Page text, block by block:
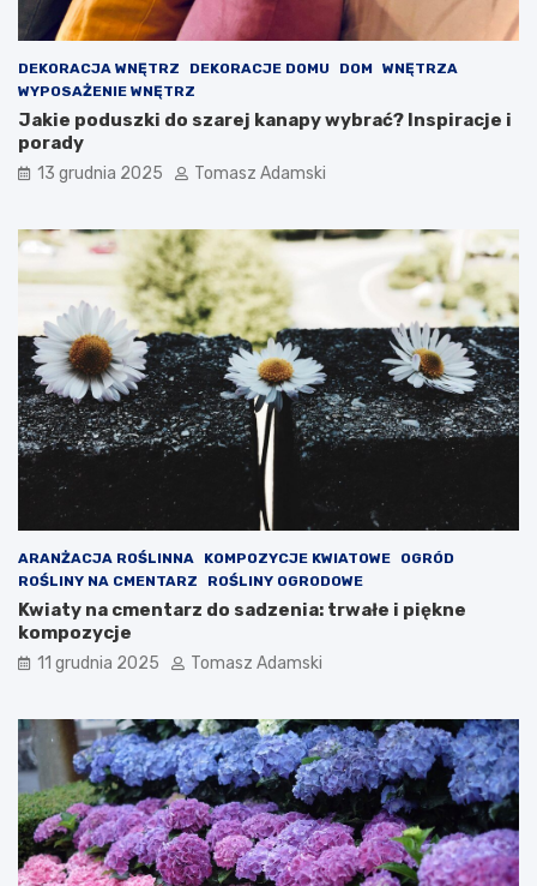
DEKORACJA WNĘTRZ DEKORACJE DOMU DOM
WNĘTRZA
WYPOSAŻENIE WNĘTRZ
Jakie poduszki do szarej kanapy wybrać? Inspiracje i
porady
13 grudnia 2025 Tomasz Adamski
ARANŻACJA ROŚLINNA KOMPOZYCJE KWIATOWE
OGRÓD
ROŚLINY NA CMENTARZ
ROŚLINY OGRODOWE
Kwiaty na cmentarz do sadzenia: trwałe i piękne
kompozycje
11 grudnia 2025 Tomasz Adamski